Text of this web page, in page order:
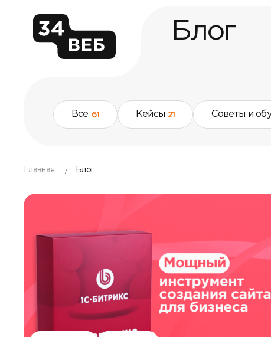
Блог
Все 61 Кейсы 21 Советы и
Главная Блог